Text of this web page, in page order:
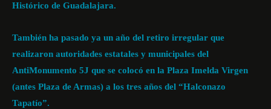
Histórico de Guadalajara.
También ha pasado ya un año del retiro irregular que
realizaron autoridades estatales y municipales del
AntiMonumento 5J que se colocó en la Plaza Imelda Virgen
(antes Plaza de Armas) a los tres años del “Halconazo
Tapatío”.